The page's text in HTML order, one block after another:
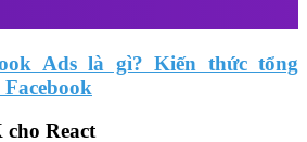
Ads là gì? Kiến thức tổng
cho React